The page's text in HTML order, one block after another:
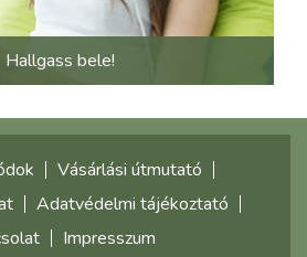
Hallgass bele!
Vásárlási útmutató
Adatvédelmi tájékoztató
Impresszum